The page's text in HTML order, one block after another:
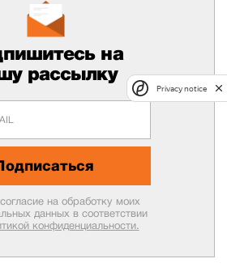
на
рассылку
на обработку моих
данных в соответствии
конфиденциальности.
Privacy notice